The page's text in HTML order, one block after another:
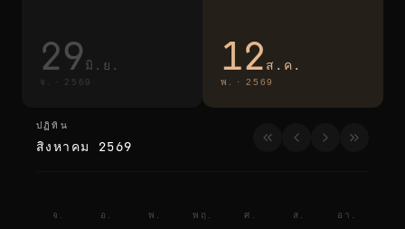
29มิ.ย.
จ. · 2569
12 ส.ค.
พ. · 2569
ปฏิทิน
ปฏิทิน
สิงหาคม 2569
จ. อ. พ. พฤ. ศ. ส. อา.